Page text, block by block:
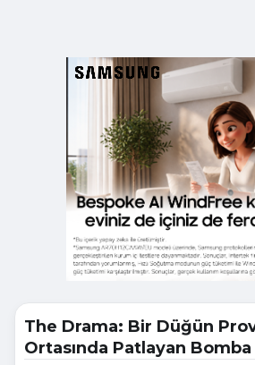
The Drama: Bir Düğün
Ortasında Patlayan Bomba